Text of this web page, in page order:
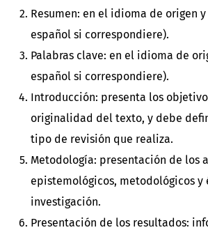
Resumen: en el idioma de origen
español si correspondiere).
Palabras clave: en el idioma de
español si correspondiere).
Introducción: presenta los
originalidad del texto, y debe
tipo de revisión que realiza.
Metodología: presentación de los
epistemológicos, metodológicos y
investigación.
Presentación de los resultados: